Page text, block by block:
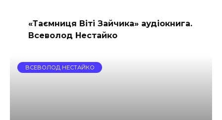
«Таємниця Віті Зайчика» аудіокнига.
Всеволод Нестайко
ВСЕВОЛОД НЕСТАЙКО